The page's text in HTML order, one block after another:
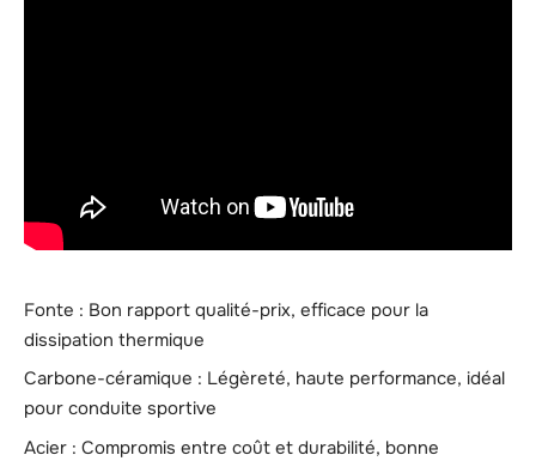
Fonte : Bon rapport qualité-prix, efficace pour la
dissipation thermique
Carbone-céramique : Légèreté, haute performance, idéal
pour conduite sportive
Acier : Compromis entre coût et durabilité, bonne